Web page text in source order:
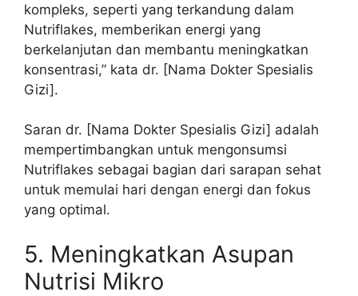
kompleks, seperti yang terkandung dalam
Nutriflakes, memberikan energi yang
berkelanjutan dan membantu meningkatkan
konsentrasi,” kata dr. [Nama Dokter Spesialis
Gizi].
Saran dr. [Nama Dokter Spesialis Gizi] adalah
mempertimbangkan untuk mengonsumsi
Nutriflakes sebagai bagian dari sarapan sehat
untuk memulai hari dengan energi dan fokus
yang optimal.
5. Meningkatkan Asupan
Nutrisi Mikro